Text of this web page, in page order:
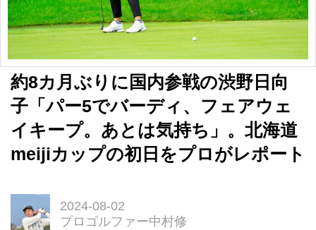
約8カ月ぶりに国内参戦の渋野日向
子「パー5でバーディ、フェアウェ
イキープ。あとは気持ち」。北海道
meijiカップの初日をプロがレポート
2024-08-02
プロゴルファー中村修